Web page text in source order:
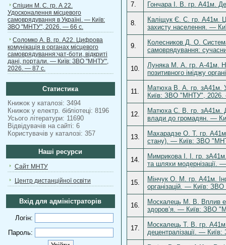
Спіцин М. С. гр. А 22.
Удосконалення місцевого
самоврядування в Україні. — Київ:
ЗВО "МНТУ", 2026. — 66 с.
Соломко А. В. гр. А22. Цифрова
комунікація в органах місцевого
самоврядування:чат-боти, відкриті
дані, портали. — Київ: ЗВО "МНТУ",
2026. — 87 с.
Статистика
Книжок у каталозі: 3494
Книжок у електр. бібліотеці: 8196
Усього літератури: 11690
Відвідувачів на сайті: 6
Користувачів у каталозі: 357
Наші ресурси
Сайт МНТУ
Центр дистанційної освіти
Вхід для адміністраторів
Логін:
Пароль:
7.
Гончара І. В. гр. А41м.
8.
Каліщук Є. С. гр. А41м.
захисту населення. —
9.
Колесников Д. О.
самоврядування:
10.
Луняка М. А. гр. А-41м.
позитивного іміджу
11.
Матюха В. А. гр. зА41м.
Київ: ЗВО "МНТУ",
12.
Матюха С. В. гр. зА41м.
влади до громадян. —
13.
Махарадзе О. Т. гр. А41м.
стану). — Київ: ЗВО
14.
Мимрикова І. І. гр.
та шляхи
15.
Мінчук О. М. гр. А41м.
організацій. — Київ:
16.
Москалець М. В. Вплив
здоров’я. — Київ: ЗВО
17.
Москалець Т. В. гр. А41м.
децентралізації. —